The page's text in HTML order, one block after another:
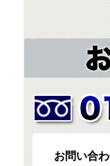
お問い合